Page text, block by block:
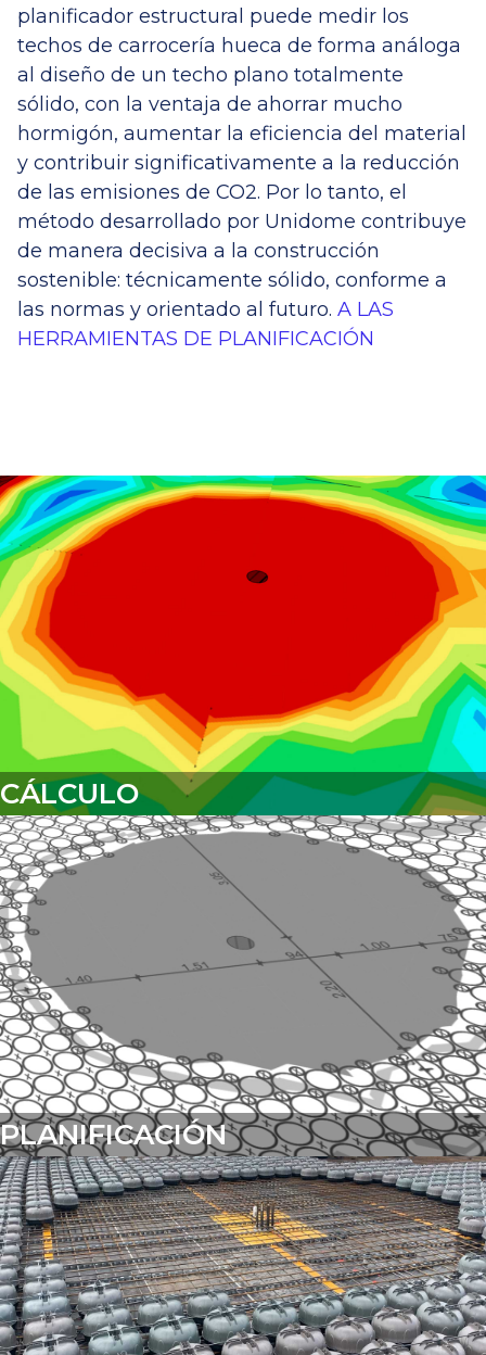
planificador estructural puede medir los
techos de carrocería hueca de forma análoga
al diseño de un techo plano totalmente
sólido, con la ventaja de ahorrar mucho
hormigón, aumentar la eficiencia del material
y contribuir significativamente a la reducción
de las emisiones de CO2. Por lo tanto, el
método desarrollado por Unidome contribuye
de manera decisiva a la construcción
sostenible: técnicamente sólido, conforme a
las normas y orientado al futuro. A LAS
HERRAMIENTAS DE PLANIFICACIÓN
CÁLCULO
PLANIFICACIÓN